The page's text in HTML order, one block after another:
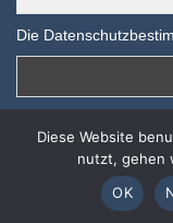
10
Nur bis zum
Die
Diese Website
nutzt, gehen
OK